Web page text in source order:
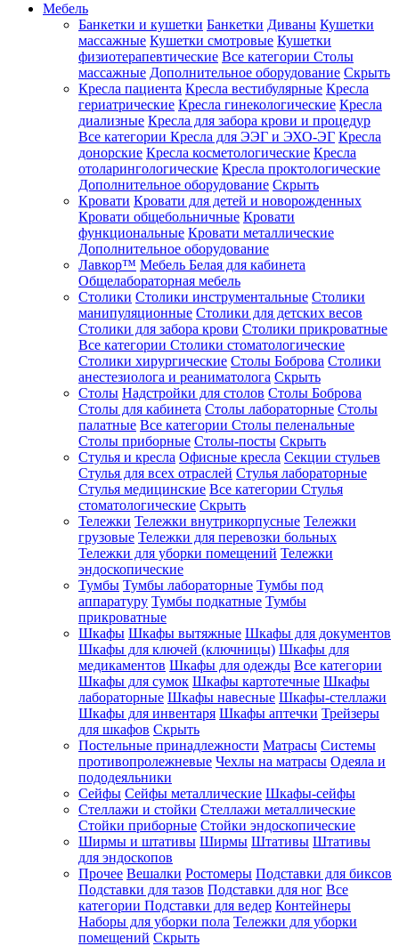
Мебель
Банкетки и кушетки Банкетки Диваны Кушетки
массажные Кушетки смотровые Кушетки
физиотерапевтические Все категории Столы
массажные Дополнительное оборудование Скрыть
Кресла пациента Кресла вестибулярные Кресла
гериатрические Кресла гинекологические Кресла
диализные Кресла для забора крови и процедур
Все категории Кресла для ЭЭГ и ЭХО-ЭГ Кресла
донорские Кресла косметологические Кресла
отоларингологические Кресла проктологические
Дополнительное оборудование Скрыть
Кровати Кровати для детей и новорожденных
Кровати общебольничные Кровати
функциональные Кровати металлические
Дополнительное оборудование
Лавкор™ Мебель Белая для кабинета
Общелабораторная мебель
Столики Столики инструментальные Столики
манипуляционные Столики для детских весов
Столики для забора крови Столики прикроватные
Все категории Столики стоматологические
Столики хирургические Столы Боброва Столики
анестезиолога и реаниматолога Скрыть
Столы Надстройки для столов Столы Боброва
Столы для кабинета Столы лабораторные Столы
палатные Все категории Столы пеленальные
Столы приборные Столы-посты Скрыть
Стулья и кресла Офисные кресла Секции стульев
Стулья для всех отраслей Стулья лабораторные
Стулья медицинские Все категории Стулья
стоматологические Скрыть
Тележки Тележки внутрикорпусные Тележки
грузовые Тележки для перевозки больных
Тележки для уборки помещений Тележки
эндоскопические
Тумбы Тумбы лабораторные Тумбы под
аппаратуру Тумбы подкатные Тумбы
прикроватные
Шкафы Шкафы вытяжные Шкафы для документов
Шкафы для ключей (ключницы) Шкафы для
медикаментов Шкафы для одежды Все категории
Шкафы для сумок Шкафы картотечные Шкафы
лабораторные Шкафы навесные Шкафы-стеллажи
Шкафы для инвентаря Шкафы аптечки Трейзеры
для шкафов Скрыть
Постельные принадлежности Матрасы Системы
противопролежневые Чехлы на матрасы Одеяла и
пододеяльники
Сейфы Сейфы металлические Шкафы-сейфы
Стеллажи и стойки Стеллажи металлические
Стойки приборные Стойки эндоскопические
Ширмы и штативы Ширмы Штативы Штативы
для эндоскопов
Прочее Вешалки Ростомеры Подставки для биксов
Подставки для тазов Подставки для ног Все
категории Подставки для ведер Контейнеры
Наборы для уборки пола Тележки для уборки
помещений Скрыть